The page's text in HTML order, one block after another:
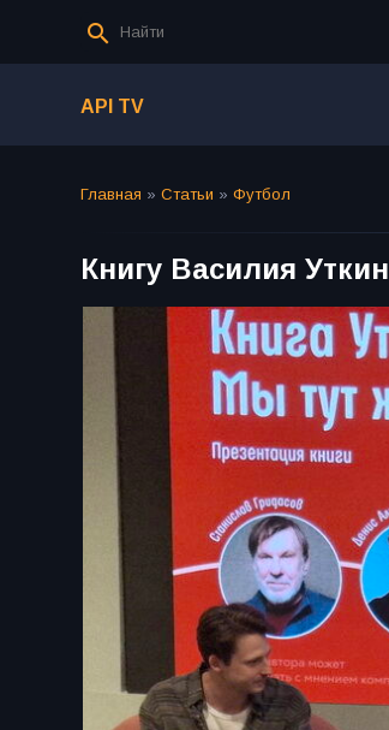
API TV
Главная » Статьи » Футбол
Книгу Василия